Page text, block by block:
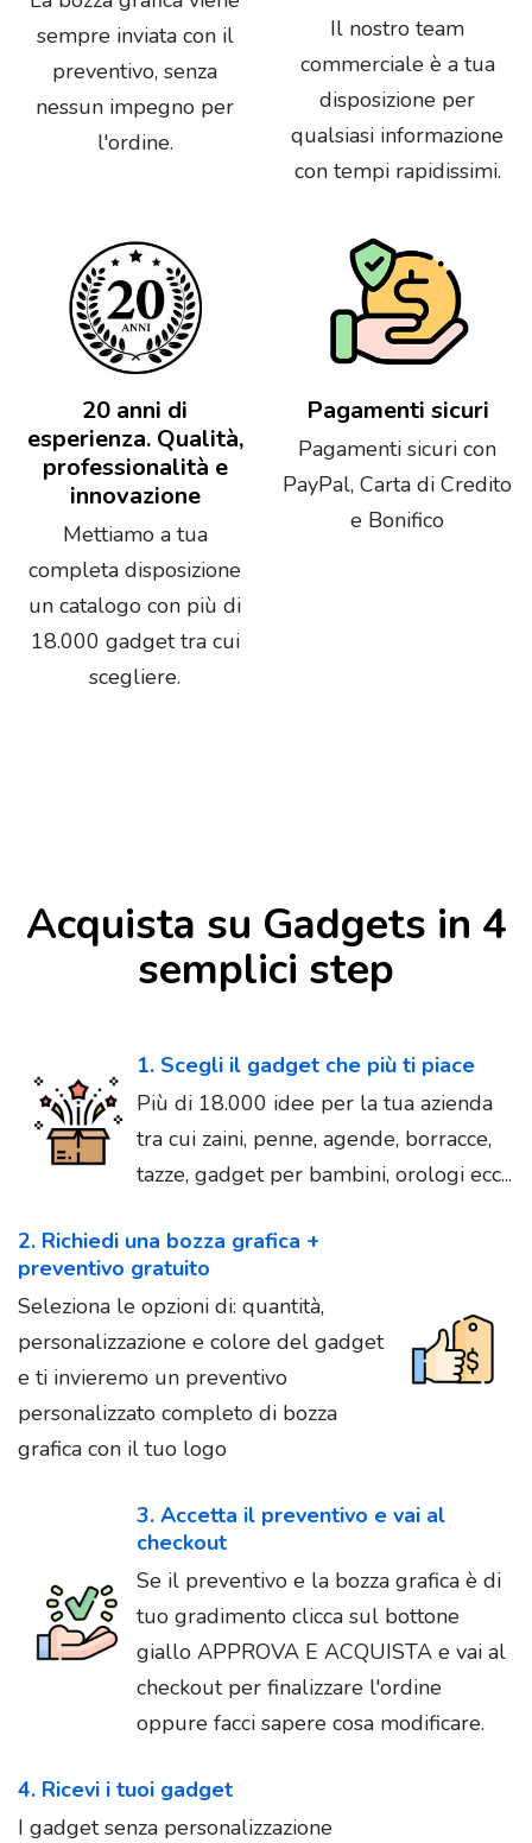
sempre inviata con il
preventivo, senza
nessun impegno per
l'ordine.
Il nostro team
commerciale è a tua
disposizione per
qualsiasi informazione
con tempi rapidissimi.
20 anni di
esperienza. Qualità,
professionalità e
innovazione
Mettiamo a tua
completa disposizione
un catalogo con più di
18.000 gadget tra cui
scegliere.
Pagamenti sicuri
Pagamenti sicuri con
PayPal, Carta di Credito
e Bonifico
Acquista su Gadgets in 4
semplici step
1. Scegli il gadget che più ti piace
Più di 18.000 idee per la tua azienda
tra cui zaini, penne, agende, borracce,
tazze, gadget per bambini, orologi ecc...
2. Richiedi una bozza grafica +
preventivo gratuito
Seleziona le opzioni di: quantità,
personalizzazione e colore del gadget
e ti invieremo un preventivo
personalizzato completo di bozza
grafica con il tuo logo
3. Accetta il preventivo e vai al
checkout
Se il preventivo e la bozza grafica è di
tuo gradimento clicca sul bottone
giallo APPROVA E ACQUISTA e vai al
checkout per finalizzare l'ordine
oppure facci sapere cosa modificare.
4. Ricevi i tuoi gadget
I gadget senza personalizzazione